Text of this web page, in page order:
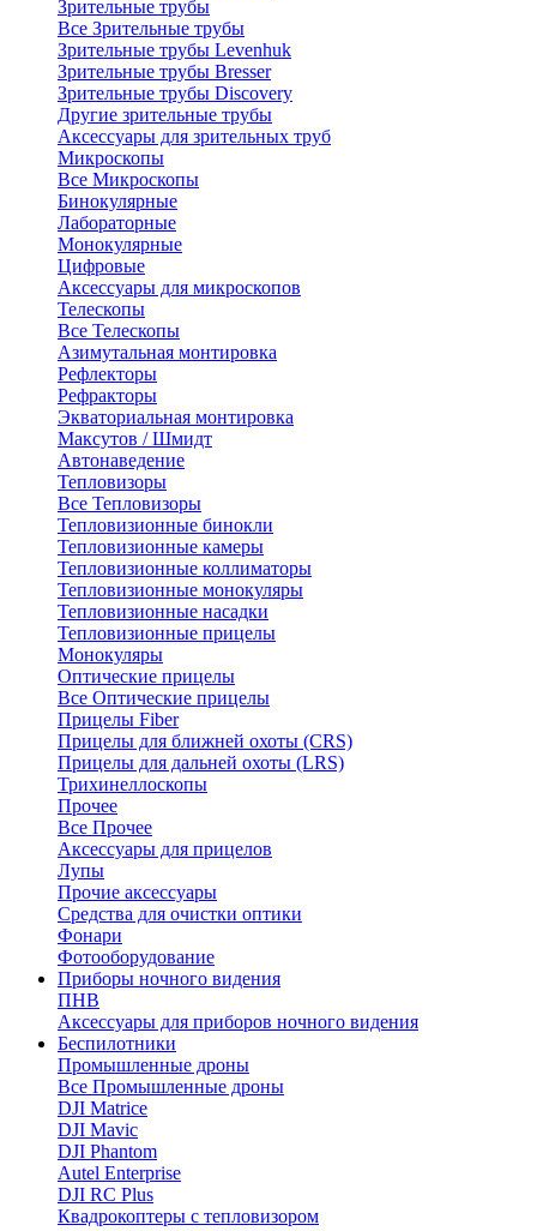
Зрительные трубы
Все Зрительные трубы
Зрительные трубы Levenhuk
Зрительные трубы Bresser
Зрительные трубы Discovery
Другие зрительные трубы
Аксессуары для зрительных труб
Микроскопы
Все Микроскопы
Бинокулярные
Лабораторные
Монокулярные
Цифровые
Аксессуары для микроскопов
Телескопы
Все Телескопы
Азимутальная монтировка
Рефлекторы
Рефракторы
Экваториальная монтировка
Максутов / Шмидт
Автонаведение
Тепловизоры
Все Тепловизоры
Тепловизионные бинокли
Тепловизионные камеры
Тепловизионные коллиматоры
Тепловизионные монокуляры
Тепловизионные насадки
Тепловизионные прицелы
Монокуляры
Оптические прицелы
Все Оптические прицелы
Прицелы Fiber
Прицелы для ближней охоты (CRS)
Прицелы для дальней охоты (LRS)
Трихинеллоскопы
Прочее
Все Прочее
Аксессуары для прицелов
Лупы
Прочие аксессуары
Средства для очистки оптики
Фонари
Фотооборудование
Приборы ночного видения
ПНВ
Аксессуары для приборов ночного видения
Беспилотники
Промышленные дроны
Все Промышленные дроны
DJI Matrice
DJI Mavic
DJI Phantom
Autel Enterprise
DJI RC Plus
Квадрокоптеры с тепловизором